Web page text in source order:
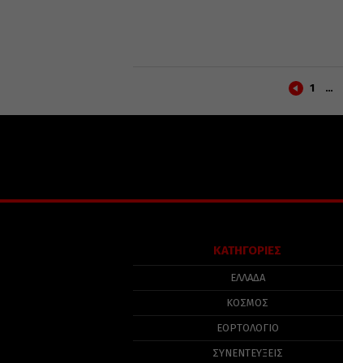
1 …
ΚΑΤΗΓΟΡΙΕΣ
ΕΛΛΑΔΑ
ΚΟΣΜΟΣ
ΕΟΡΤΟΛΟΓΙΟ
ΣΥΝΕΝΤΕΥΞΕΙΣ